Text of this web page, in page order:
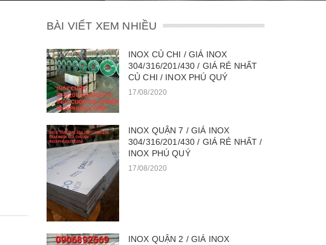
BÀI VIẾT XEM NHIỀU
INOX CỦ CHI / GIÁ INOX
304/316/201/430 / GIÁ RẺ NHẤT
CỦ CHI / INOX PHÚ QUÝ
17/08/2020
INOX QUẬN 7 / GIÁ INOX
304/316/201/430 / GIÁ RẺ NHẤT /
INOX PHÚ QUÝ
17/08/2020
INOX QUẬN 2 / GIÁ INOX